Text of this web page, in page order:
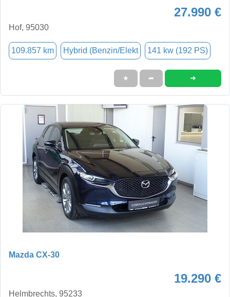
27.990 €
Hof, 95030
109.857 km Hybrid (Benzin/Elekt 141 kw (192 PS)
★ ➦ ➜
Mazda CX-30
19.290 €
Helmbrechts, 95233